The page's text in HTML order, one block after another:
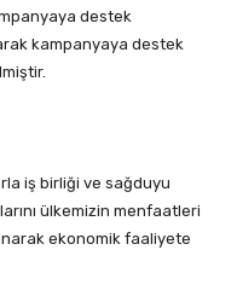
destek
kampanyaya destek
iş birliği ve sağduyu
ülkemizin menfaatleri
ekonomik faaliyete